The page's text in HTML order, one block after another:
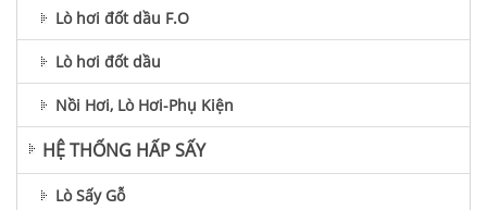
Lò hơi đốt dầu F.O
Lò hơi đốt dầu
Nồi Hơi, Lò Hơi-Phụ Kiện
HỆ THỐNG HẤP SẤY
Lò Sấy Gỗ